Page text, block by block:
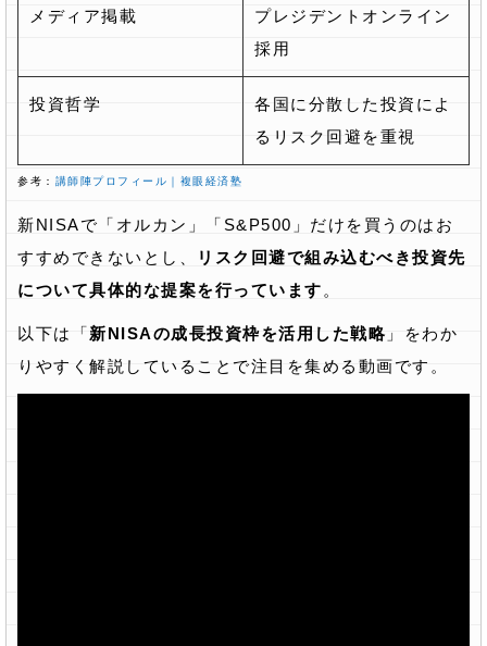
メディア掲載
プレジデントオンライン
採用
投資哲学
各国に分散した投資によ
るリスク回避を重視
参考： 講師陣プロフィール｜複眼経済塾
新NISAで「オルカン」「S&P500」だけを買うのはお
すすめできないとし、
リスク回避で組み込むべき投資先
について具体的な提案を行っています 。
以下は「新NISAの成長投資枠を活用した戦略 」をわか
りやすく解説していることで注目を集める動画です。